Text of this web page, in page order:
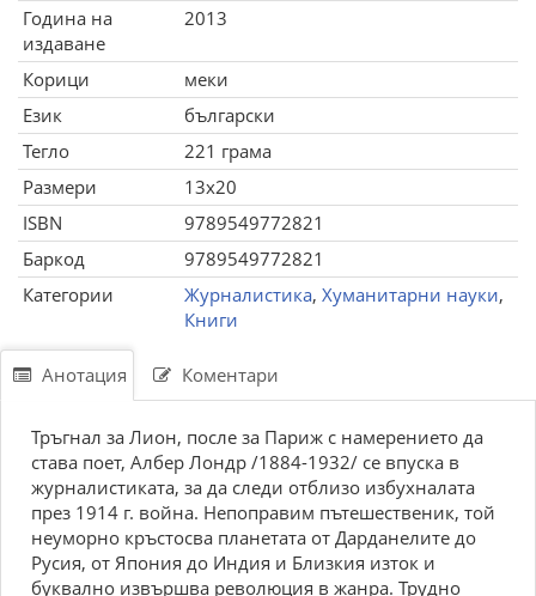
Година на
издаване
2013
Корици
меки
Език
български
Тегло
221 грама
Размери
13x20
ISBN
9789549772821
Баркод
9789549772821
Категории
Журналистика, Хуманитарни науки,
Книги
Анотация Коментари
Тръгнал за Лион, после за Париж с намерението да
става поет, Албер Лондр /1884-1932/ се впуска в
журналистиката, за да следи отблизо избухналата
през 1914 г. война. Непоправим пътешественик, той
неуморно кръстосва планетата от Дарданелите до
Русия, от Япония до Индия и Близкия изток и
буквално извършва революция в жанра. Трудно